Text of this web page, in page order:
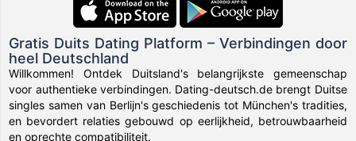
Gratis Duits Dating Platform – Verbindingen door
heel Deutschland
Willkommen! Ontdek Duitsland's belangrijkste gemeenschap
voor authentieke verbindingen. Dating-deutsch.de brengt Duitse
singles samen van Berlijn's geschiedenis tot München's tradities,
en bevordert relaties gebouwd op eerlijkheid, betrouwbaarheid
en oprechte compatibiliteit.